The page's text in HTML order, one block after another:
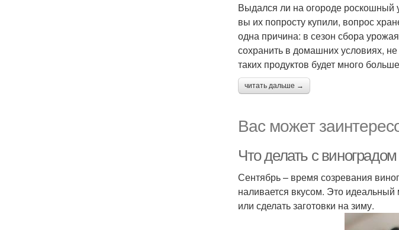
Выдался ли на огороде роскошный
вы их попросту купили, вопрос
одна причина: в сезон сбора
сохранить в домашних условиях,
таких продуктов будет много
читать дальше →
Вас может
Что делать с
Сентябрь – время созревания
наливается вкусом. Это
или сделать заготовки на зиму.